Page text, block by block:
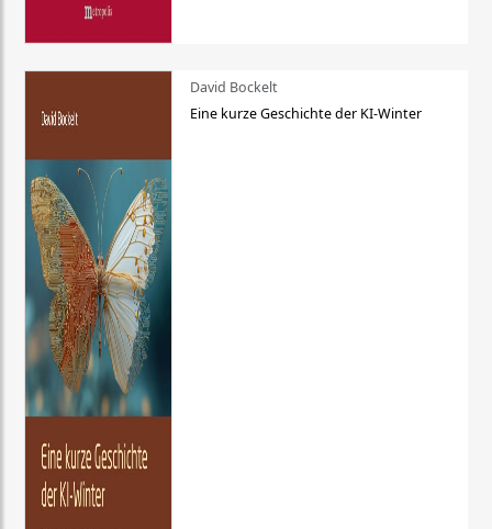
David Bockelt
Eine kurze Geschichte der KI-Winter